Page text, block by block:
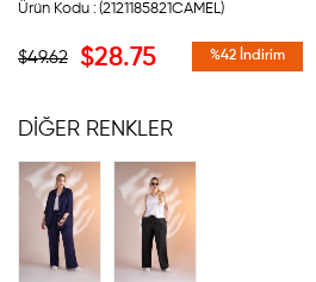
(2121185821CAMEL)
$49.62 $28.75 %42 İndirim
DIĞER RENKLER